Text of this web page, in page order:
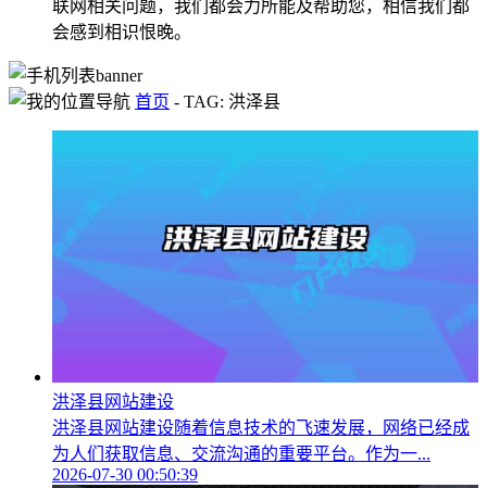
联网相关问题，我们都会力所能及帮助您，相信我们都
会感到相识恨晚。
首页 - TAG: 洪泽县
洪泽县网站建设
洪泽县网站建设随着信息技术的飞速发展，网络已经成
为人们获取信息、交流沟通的重要平台。作为一...
2026-07-30 00:50:39